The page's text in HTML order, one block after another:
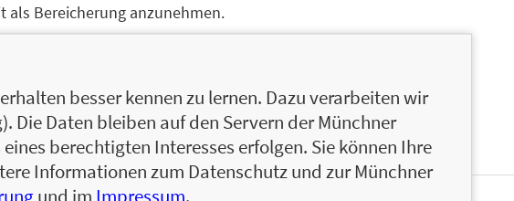
als Bereicherung anzunehmen.
sie dazu, die eigene Tiefe anzunehmen.
besser kennen zu lernen. Dazu verarbeiten wir
Die Daten bleiben auf den Servern der Münchner
berechtigten Interesses erfolgen. Sie können Ihre
Informationen zum Datenschutz und zur Münchner
und im Impressum.